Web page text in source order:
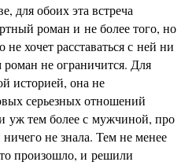
для обоих эта встреча
роман и не более того, но
хочет расставаться с ней ни
не ограничится. Для
историей, она не
серьезных отношений
уж тем более с мужчиной, про
не знала. Тем не менее
произошло, и решили